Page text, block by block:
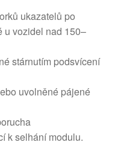
ukazatelů po
u vozidel nad 150–
stárnutím podsvícení
uvolněné pájené
k selhání modulu.